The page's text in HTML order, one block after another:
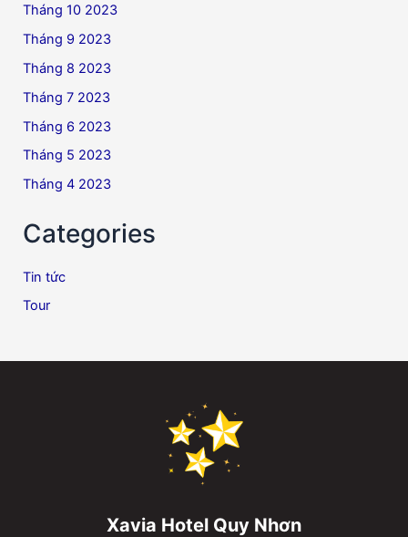
Tháng 10 2023
Tháng 9 2023
Tháng 8 2023
Tháng 7 2023
Tháng 6 2023
Tháng 5 2023
Tháng 4 2023
Categories
Tin tức
Tour
Xavia Hotel Quy Nhơn